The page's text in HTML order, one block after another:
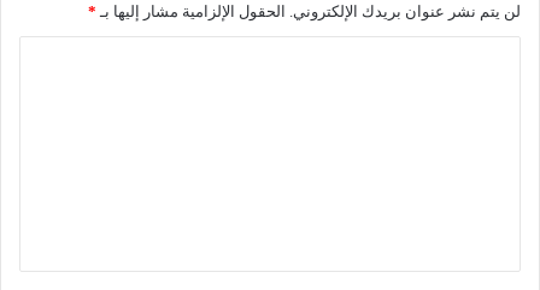
لن يتم نشر عنوان بريدك الإلكتروني. الحقول الإلزامية مشار إليها بـ *